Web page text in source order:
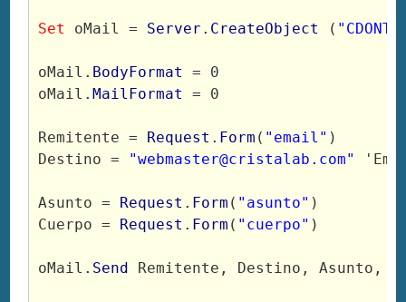
Set oMail = Server . CreateObject (
oMail. BodyFormat
= 0
oMail. MailFormat = 0
Remitente = Request . Form ( "email" )
Destino = "webmaster@cristalab.com"
Asunto = Request . Form ( "asunto" )
Cuerpo = Request . Form ( "cuerpo" )
oMail. Send Remitente, Destino, Asunto,